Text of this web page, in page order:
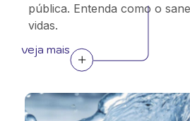
pública. Entenda como o
vidas.
veja mais